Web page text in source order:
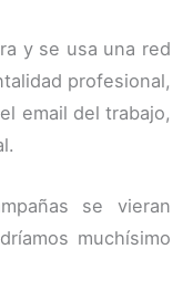
y se usa una red
profesional,
email del trabajo,
se vieran
muchísimo